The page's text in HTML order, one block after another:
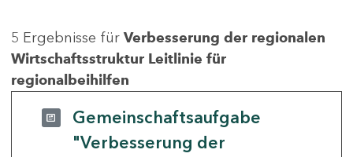
5 Ergebnisse für Verbesserung der regionalen
Wirtschaftsstruktur Leitlinie für
regionalbeihilfen
Gemeinschaftsaufgabe
"Verbesserung der